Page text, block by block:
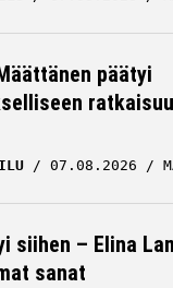
päätyi
07.08.2026
siihen – Elina
sanat